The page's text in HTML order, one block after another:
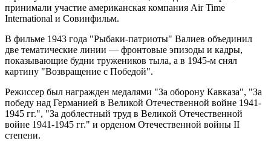
принимали участие американская компания Air Time
International и Совинфильм.
В фильме 1943 года "Рыбаки-патриоты" Валиев объединил
две тематические линии — фронтовые эпизоды и кадры,
показывающие будни тружеников тыла, а в 1945-м снял
картину "Возвращение с Победой".
Режиссер был награжден медалями "За оборону Кавказа", "За
победу над Германией в Великой Отечественной войне 1941-
1945 гг.", "За доблестный труд в Великой Отечественной
войне 1941-1945 гг." и орденом Отечественной войны II
степени.